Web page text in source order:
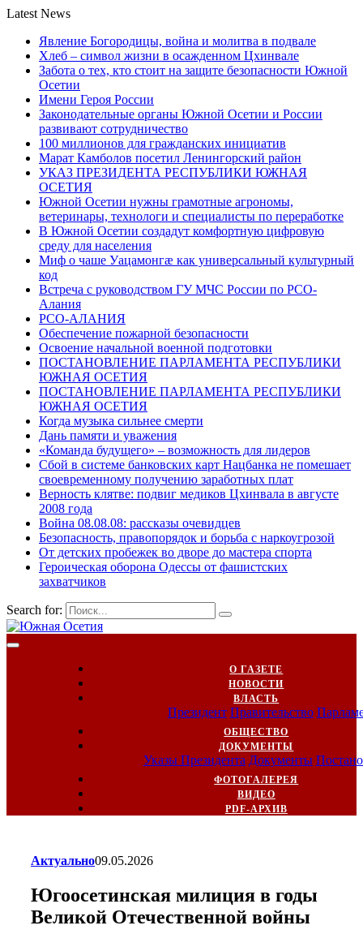
Latest News
Явление Богородицы, война и молитва в подвале
Хлеб – символ жизни в осажденном Цхинвале
Забота о тех, кто стоит на защите безопасности Южной
Осетии
Имени Героя России
Законодательные органы Южной Осетии и России
развивают сотрудничество
100 миллионов для гражданских инициатив
Марат Камболов посетил Ленингорский район
УКАЗ ПРЕЗИДЕНТА РЕСПУБЛИКИ ЮЖНАЯ
ОСЕТИЯ
Южной Осетии нужны грамотные агрономы,
ветеринары, технологи и специалисты по переработке
В Южной Осетии создадут комфортную цифровую
среду для населения
Миф о чаше Уацамонгæ как универсальный культурный
код
Встреча с руководством ГУ МЧС России по РСО-
Алания
РСО-АЛАНИЯ
Обеспечение пожарной безопасности
Освоение начальной военной подготовки
ПОСТАНОВЛЕНИЕ ПАРЛАМЕНТА РЕСПУБЛИКИ
ЮЖНАЯ ОСЕТИЯ
ПОСТАНОВЛЕНИЕ ПАРЛАМЕНТА РЕСПУБЛИКИ
ЮЖНАЯ ОСЕТИЯ
Когда музыка сильнее смерти
Дань памяти и уважения
«Команда будущего» – возможность для лидеров
Сбой в системе банковских карт Нацбанка не помешает
своевременному получению заработных плат
Верность клятве: подвиг медиков Цхинвала в августе
2008 года
Война 08.08.08: рассказы очевидцев
Безопасность, правопорядок и борьба с наркоугрозой
От детских пробежек во дворе до мастера спорта
Героическая оборона Одессы от фашистских
захватчиков
Search for:
О ГАЗЕТЕ
НОВОСТИ
ВЛАСТЬ
Президент Правительство
ОБЩЕСТВО
ДОКУМЕНТЫ
Указы Президента Документы
ФОТОГАЛЕРЕЯ
ВИДЕО
PDF-АРХИВ
Актуально09.05.2026
Югоосетинская милиция в годы
Великой Отечественной войны